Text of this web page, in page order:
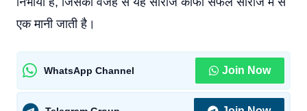
एक मानी जाती है।
WhatsApp Channel Join Now